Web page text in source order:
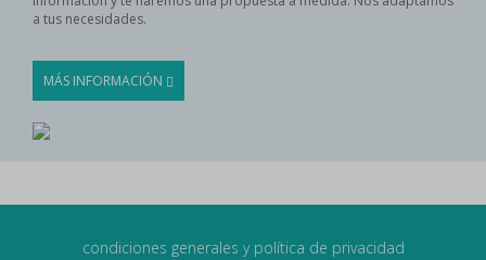
a tus necesidades.
MÁS INFORMACIÓN
condiciones generales y política de privacidad